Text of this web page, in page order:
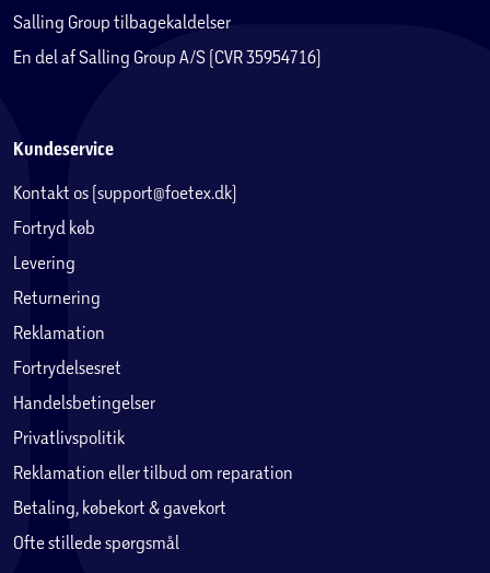
Salling Group tilbagekaldelser
En del af Salling Group A/S (CVR 35954716)
Kundeservice
Kontakt os (support@foetex.dk)
Fortryd køb
Levering
Returnering
Reklamation
Fortrydelsesret
Handelsbetingelser
Privatlivspolitik
Reklamation eller tilbud om reparation
Betaling, købekort & gavekort
Ofte stillede spørgsmål